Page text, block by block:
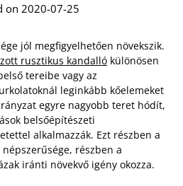
on 2020-07-25
jól megfigyelhetően növekszik.
rusztikus kandalló különösen
tereibe vagy az
leginkább kőelemeket
egyre nagyobb teret hódít,
belsőépítészeti
alkalmazzák. Ezt részben a
részben a
iránti növekvő igény okozza.